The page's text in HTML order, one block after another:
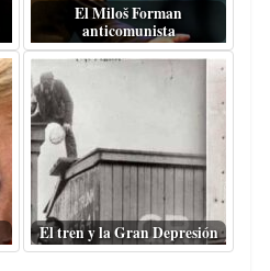
El Miloš Forman
anticomunista
El tren y la Gran Depresión